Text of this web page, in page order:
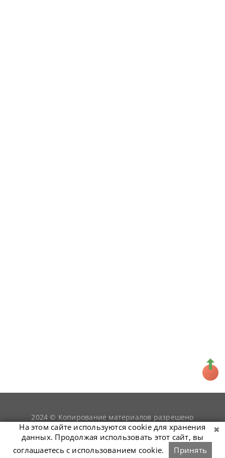
2024 © Копирование материалов разрешено
только при условии гиперссылки наsnookerist.ru
На этом сайте используются cookie для хранения
данных. Продолжая использовать этот сайт, вы
соглашаетесь с использованием cookie.
Принять